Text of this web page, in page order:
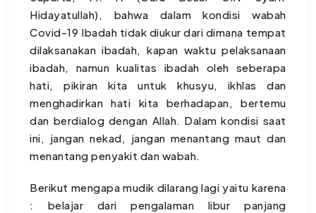
Hidayatullah), bahwa dalam kondisi wabah
Covid-19 Ibadah tidak diukur dari dimana tempat
dilaksanakan ibadah, kapan waktu pelaksanaan
ibadah, namun kualitas ibadah oleh seberapa
hati, pikiran kita untuk khusyu, ikhlas dan
menghadirkan hati kita berhadapan, bertemu
dan berdialog dengan Allah. Dalam kondisi saat
ini, jangan nekad, jangan menantang maut dan
menantang penyakit dan wabah.
Berikut mengapa mudik dilarang lagi yaitu karena
: belajar dari pengalaman libur panjang